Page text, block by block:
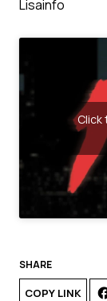
Lisainfo
Click
SHARE
COPY LINK